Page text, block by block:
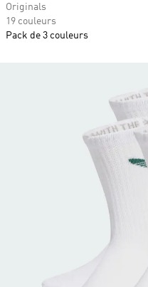
Originals
19 couleurs
Pack de 3 couleurs